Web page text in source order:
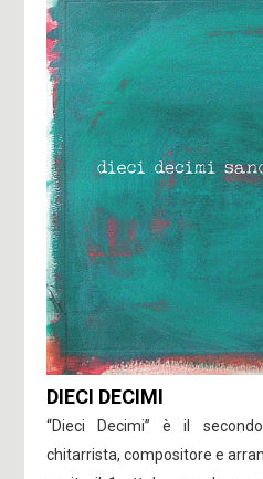
DIECI DECIMI
“Dieci Decimi” è il
chitarrista, compositore e